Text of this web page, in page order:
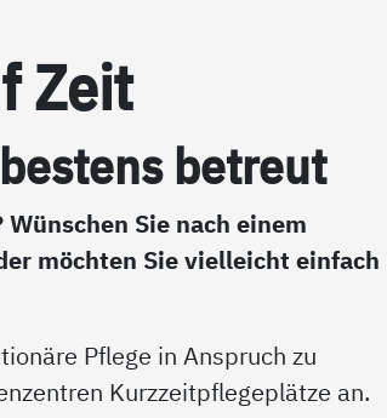
Zeit
be­t­reut
Sie nach einem
möchten Sie vielleicht einfach
Pflege in Anspruch zu
Kurzzeitpflegeplätze an.